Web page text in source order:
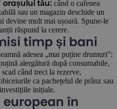
orașului tău: când o cafenea
sau un magazin deschide un
devine mult mai ușoară. Spune-le
răspund la cerere.
timp și bani
adesea „mai puține drumuri”:
alergătură după consumabile,
când treci la rezerve,
ca pachețelul de prânz sau
inițiale.
european în